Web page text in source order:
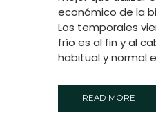
económico de la
Los temporales
frío es al fin y al
habitual y normal
READ MORE